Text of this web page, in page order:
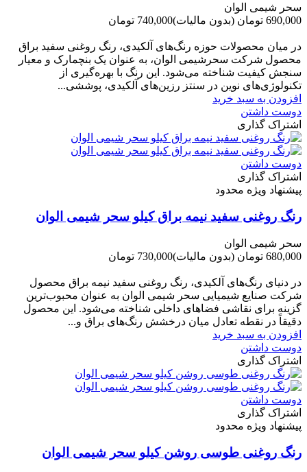
سحر شیمی الوان
690,000 تومان
(بدون مالیات)740,000 تومان
در میان محصولات حوزه رنگ‌های آلکیدی، رنگ روغنی سفید براق
محصول شرکت سحرشیمی الوان، به عنوان یک بنچمارک و معیار
سنجش کیفیت شناخته می‌شود. این رنگ با بهره‌گیری از
تکنولوژی‌های نوین در سنتز رزین‌های آلکیدی، پوششی...
افزودن به سبد خرید
دوست داشتن
اشتراک گذاری
دوست داشتن
اشتراک گذاری
پیشنهاد ویژه محدود
رنگ روغنی سفید نیمه براق کیلو سحر شیمی الوان
سحر شیمی الوان
680,000 تومان
(بدون مالیات)730,000 تومان
در دنیای رنگ‌های آلکیدی، رنگ روغنی سفید نیمه براق محصول
شرکت صنایع شیمیایی سحر شیمی الوان به عنوان محبوب‌ترین
گزینه برای نقاشی فضاهای داخلی شناخته می‌شود. این محصول
دقیقاً در نقطه تعادل میان درخشش رنگ‌های براق و...
افزودن به سبد خرید
دوست داشتن
اشتراک گذاری
دوست داشتن
اشتراک گذاری
پیشنهاد ویژه محدود
رنگ روغنی طوسی روشن کیلو سحر شیمی الوان